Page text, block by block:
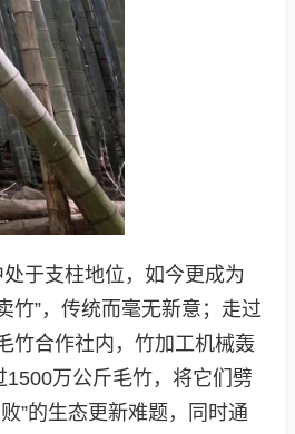
于支柱地位，如今更成为
竹”，传统而毫无新意；走过
竹合作社内，竹加工机械轰
1500万公斤毛竹，将它们劈
”的生态更新难题，同时通